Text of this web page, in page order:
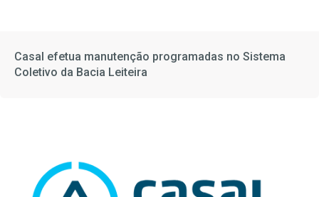
Casal efetua manutenção programadas no Sistema
Coletivo da Bacia Leiteira